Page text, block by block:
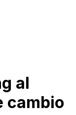
al
cambio